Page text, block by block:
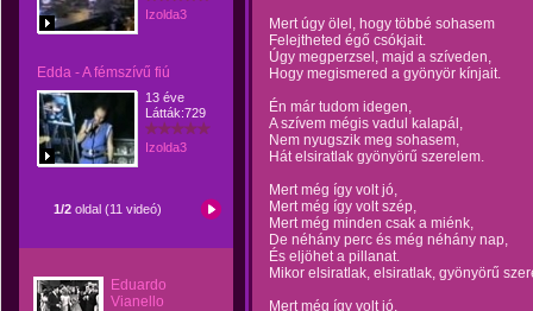
Izolda3
Edda - A fémszívű fiú
13 éve
Látták:729
Izolda3
1/2oldal (11 videó)
Eduardo
Vianello
Mert úgy ölel, hogy többé sohasem
Felejtheted égő csókjait.
Úgy megperzsel, majd a szíveden,
Hogy megismered a gyönyör kínjait.
Én már tudom idegen,
A szívem mégis vadul kalapál,
Nem nyugszik meg sohasem,
Hát elsiratlak gyönyörű szerelem.
Mert még így volt jó,
Mert még így volt szép,
Mert még minden csak a miénk,
De néhány perc és még néhány nap,
És eljöhet a pillanat.
Mikor elsiratlak, elsiratlak, gyönyörű
Mert még így volt jó,